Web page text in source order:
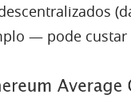
— pode custar